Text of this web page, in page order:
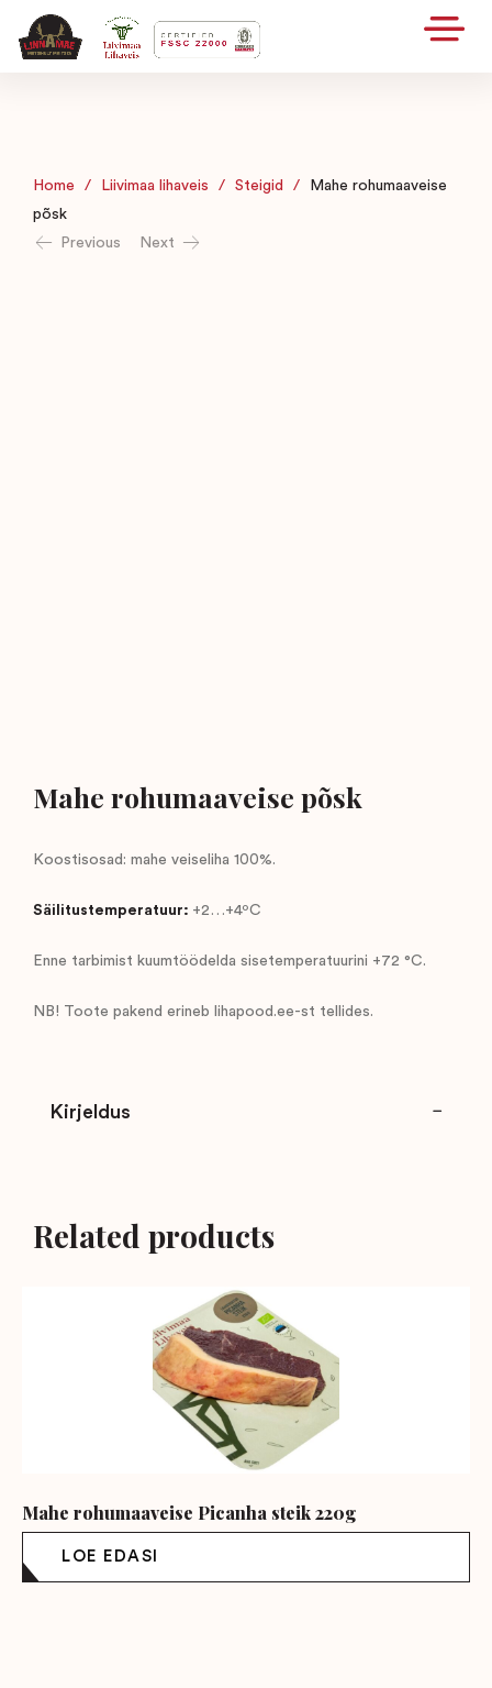
Home / Liivimaa lihaveis / Steigid /
Mahe rohumaaveise
põsk
Previous
Next
Mahe rohumaaveise põsk
Koostisosad: mahe veiseliha 100%.
Säilitustemperatuur: +2…+4ºC
Enne tarbimist kuumtöödelda sisetemperatuurini +72 °C.
NB! Toote pakend erineb lihapood.ee-st tellides.
Kirjeldus
Related products
Mahe rohumaaveise Picanha steik 220g